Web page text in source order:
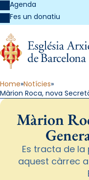
Agenda
Fes un donatiu
Home Notícies
Màrion Roca, nova
Màrion
Es tracta de
aquest càrrec